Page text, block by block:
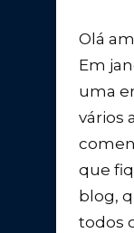
Olá
Em
uma
vários
que
blog,
todos